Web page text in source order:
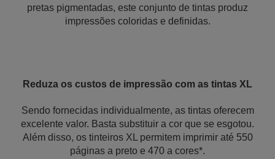
pretas pigmentadas, este conjunto de tintas produz
impressões coloridas e definidas.
Reduza os custos de impressão com as tintas XL
Sendo fornecidas individualmente, as tintas oferecem
excelente valor. Basta substituir a cor que se esgotou.
Além disso, os tinteiros XL permitem imprimir até 550
páginas a preto e 470 a cores*.